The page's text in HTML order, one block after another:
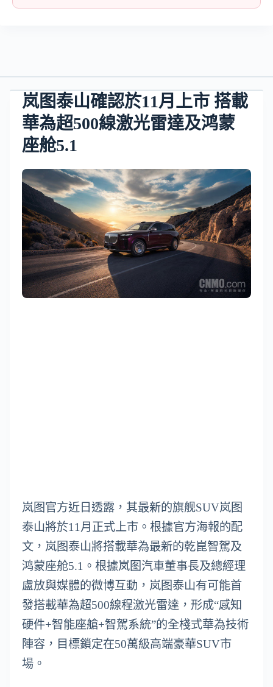
岚图泰山確認於11月上市 搭載
華為超500線激光雷達及鸿蒙
座舱5.1
岚图官方近日透露，其最新的旗舰SUV岚图
泰山將於11月正式上市。根據官方海報的配
文，岚图泰山將搭載華為最新的乾崑智駕及
鸿蒙座舱5.1。根據岚图汽車董事長及總經理
盧放與媒體的微博互動，岚图泰山有可能首
發搭載華為超500線程激光雷達，形成“感知
硬件+智能座艙+智駕系統”的全棧式華為技術
陣容，目標鎖定在50萬級高端豪華SUV市
場。